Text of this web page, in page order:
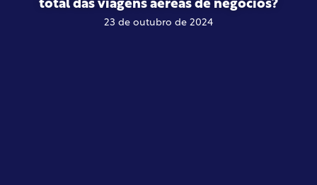
total das viagens aéreas de negócios?
23 de outubro de 2024